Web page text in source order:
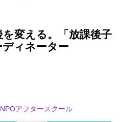
変える。「放課後子
ディネーター
アフタースクール